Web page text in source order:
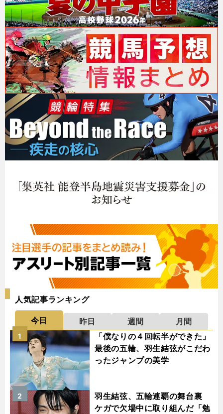
人気記事ランキング
今日 昨日 週間
月間
「僕なりの４回転半ができた」
最後の五輪、羽生結弦がこだわ
ったジャンプの美学
1
羽生結弦、五輪連覇の舞台裏
ケガで欠場中に取り組んだ「勉
2